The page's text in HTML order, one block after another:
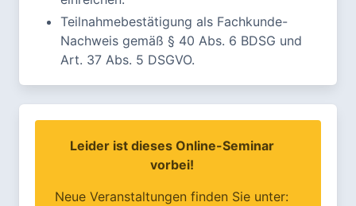
Teilnahmebestätigung als Fachkunde-
Nachweis gemäß § 40 Abs. 6 BDSG und
Art. 37 Abs. 5 DSGVO.
Leider ist dieses Online-Seminar
vorbei!
Neue Veranstaltungen finden Sie unter: